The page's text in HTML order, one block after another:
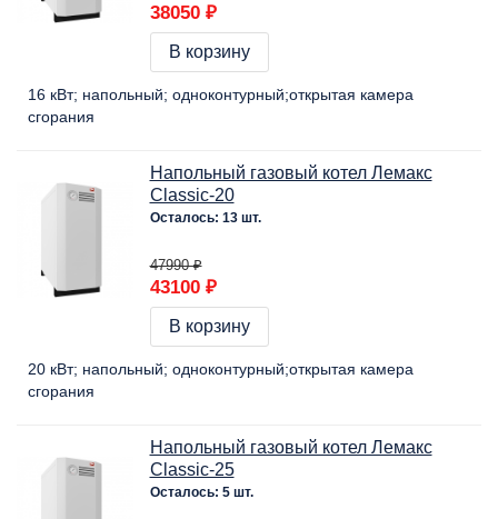
38050 ₽
В корзину
16 кВт напольный одноконтурный открытая камера
сгорания
Напольный газовый котел Лемакс
Classic-20
Осталось: 13 шт.
47990 ₽
43100 ₽
В корзину
20 кВт напольный одноконтурный открытая камера
сгорания
Напольный газовый котел Лемакс
Classic-25
Осталось: 5 шт.